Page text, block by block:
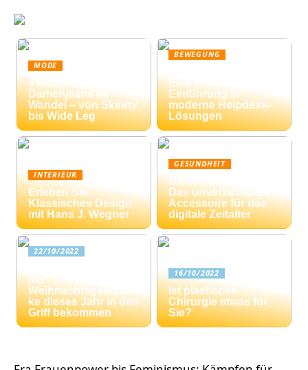
MODE
Vielfalt der
Damenjeans im
Wandel – von Skinny
bis Wide Leg
BEWEGUNG
Eine umfassende
Einführung in
moderne Helpdesk-
Lösungen
INTERIEUR
Erleben Sie
Klassisches Design
mit Hans J. Wegner
GESUNDHEIT
Blaulicht-Filterbrille:
Das unverzichtbare
Accessoire für das
digitale Zeitalter
22/10/2022
die
Weihnachtsgeschen
ke dieses Jahr in den
Griff bekommen
16/10/2022
Ist plastische
Chirurgie etwas für
Sie?